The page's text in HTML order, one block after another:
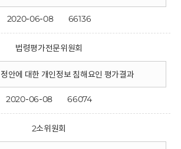
2020-06-08 66136
법령평가전문위원회
정안에 대한 개인정보 침해요인 평가결과
2020-06-08 66074
2소위원회